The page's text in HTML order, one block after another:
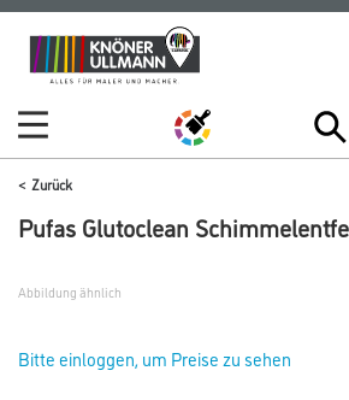
Zum
Inhalt
Zum
Navigationsmenü
Zurück
Pufas Glutoclean
Abbildung ähnlich
Bitte einloggen, um Preise zu sehen